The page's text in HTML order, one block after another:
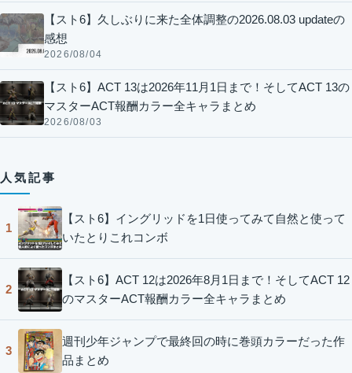
【スト6】久しぶりに来た全体調整の2026.08.03 updateの
感想
2026/08/04
【スト6】ACT 13は2026年11月1日まで！そしてACT 13の
マスターACT報酬カラー全キャラまとめ
2026/08/03
人気記事
1
【スト6】イングリッドを1日使ってみて自然と使って
いたとりこれコンボ
2
【スト6】ACT 12は2026年8月1日まで！そしてACT 12
のマスターACT報酬カラー全キャラまとめ
3
週刊少年ジャンプで最終回の時に巻頭カラーだった作
品まとめ